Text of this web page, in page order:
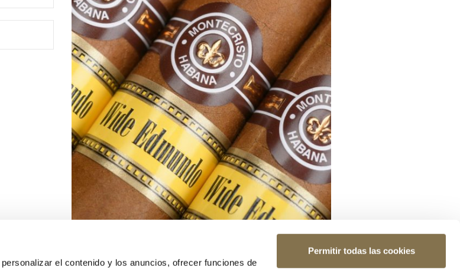
el contenido y los anuncios, ofrecer funciones de
Permitir todas las cookies